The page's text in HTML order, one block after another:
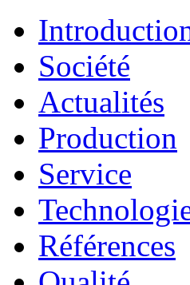
Société
Actualités
Production
Service
Références